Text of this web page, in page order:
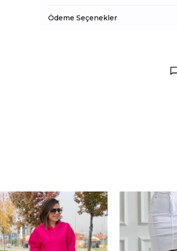
Ödeme Seçenekler